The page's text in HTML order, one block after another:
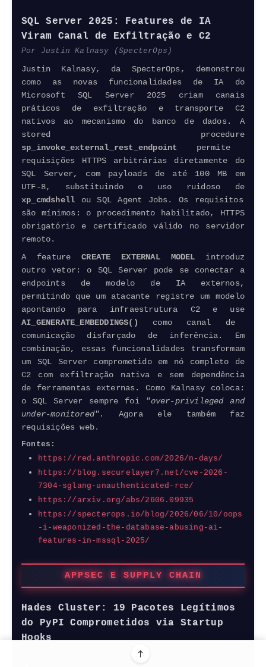
SQL Server 2025: Features de IA
Viram Canal de Exfiltração e C2
Por Justin Kalnasy (SpecterOps)
Justin Kalnasy, da SpecterOps, demonstrou
como as novas funcionalidades de IA do
Microsoft SQL Server 2025 criam canais
práticos de exfiltração e transporte C2
nativos ao mecanismo do banco de dados. A
stored procedure
sp_invoke_external_rest_endpoint permite
requisições HTTPS arbitrárias diretamente do
SQL Server, com payloadsde até 100 MB em
UTF-8, substituindo o uso ruidoso de
xp_cmdshell ou SQL Agent Jobs. Os requisitos
são mínimos: o procedimento habilitado, HTTPS
obrigatório e certificado válido no servidor
remoto.
A feature CREATE EXTERNAL MODEL introduz
outro vetor: o SQL Server pode se conectar a
endpointsde modelo de IA externos,
permitindo que um atacante registre um modelo
apontando para infraestrutura C2 e use
AI_GENERATE_EMBEDDINGS() como canal de
comunicação disfarçado de inferência. Em
combinação, essas funcionalidades transformam
um SQL Server comprometido em nó completo de
C2 com exfiltração nativa e sem dependência
de ferramentas externas. Como Kalnasy coloca:
o SQL Server sempre foi"over-privileged and
under-monitored". Agora ele também faz
requisições web.
Fontes:
https://red.anthropic.com/2026/n-days/
https://blog.securelayer7.net/cve-2026-
7304-sglang-unauthenticated-rce/
https://arxiv.org/abs/2606.09935
https://specterops.io/blog/2026/06/10/oops
-i-weaponized-the-database-abusing-ai-
features-in-mssql-2025/
APPSEC E SUPPLY CHAIN
Hades Cluster: 19 Pacotes Legítimos
do PyPI Comprometidos via Startup
Hooks